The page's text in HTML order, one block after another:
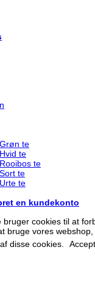
Grøn te
Hvid te
Rooibos te
Sort te
Urte te
en kundekonto
bruger cookies til at
bruge vores
disse cookies.